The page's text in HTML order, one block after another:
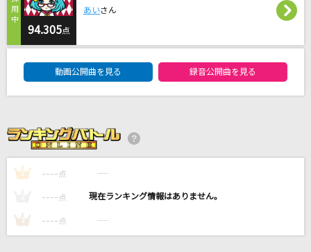
Official髭男dism
Fighting My Way
イヤホン
ゴールデンボンバー
94.305点
あいさん
動画公開曲を見る 録音公開曲を見る
1 ---- 点 ----
---- 点 ----
3 ---- 点 ----